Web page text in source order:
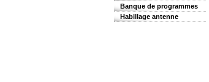
Banque de programmes
Habillage antenne